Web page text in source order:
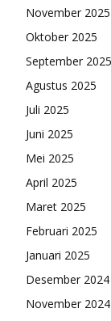
November 2025
Oktober 2025
September 2025
Agustus 2025
Juli 2025
Juni 2025
Mei 2025
April 2025
Maret 2025
Februari 2025
Januari 2025
Desember 2024
November 2024